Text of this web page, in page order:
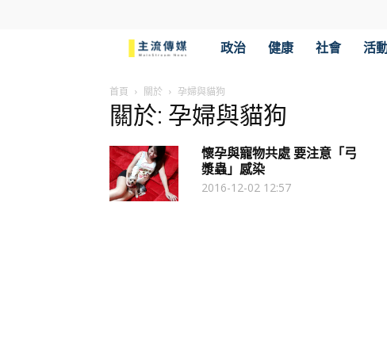
流
傳
媒
政治 健康 社會 活
首頁 關於 孕婦與貓狗
關於: 孕婦與貓狗
懷孕與寵物共處 要注意「弓
漿蟲」感染
2016-12-02 12:57